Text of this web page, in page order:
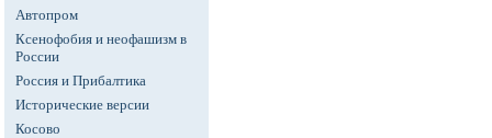
Автопром
Ксенофобия и неофашизм в
России
Россия и Прибалтика
Исторические версии
Косово